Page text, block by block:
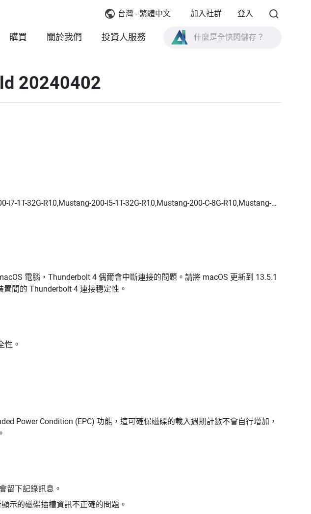
台灣 - 繁體中文 加入社群 登入
購買 關於我們 投資人服務
20240402
1T-32G-R10,Mustang-200-i5-1T-32G-R10,Mustang-200-C-8G-R10,Mustang-
電腦，Thunderbolt 4 偶爾會中斷連接的問題。請將 macOS 更新到 13.5.1
間的 Thunderbolt 4 連接穩定性。
性。
Power Condition (EPC) 功能，這可確保磁碟的載入週期計數不會自行增加，
留下記錄訊息。
示的磁碟插槽資訊不正確的問題。